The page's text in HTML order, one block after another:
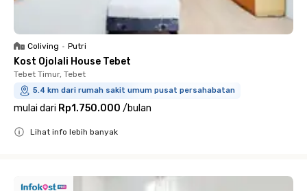
Coliving • Putri
Kost Ojolali House Tebet
Tebet Timur, Tebet
5.4 km dari rumah sakit umum pusat persahabatan
mulai dari Rp1.750.000 /bulan
Lihat info lebih banyak